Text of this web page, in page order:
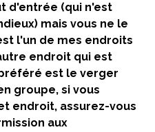
d'entrée (qui n'est
mais vous ne le
l'un de mes endroits
endroit qui est
est le verger
groupe, si vous
endroit, assurez-vous
aux